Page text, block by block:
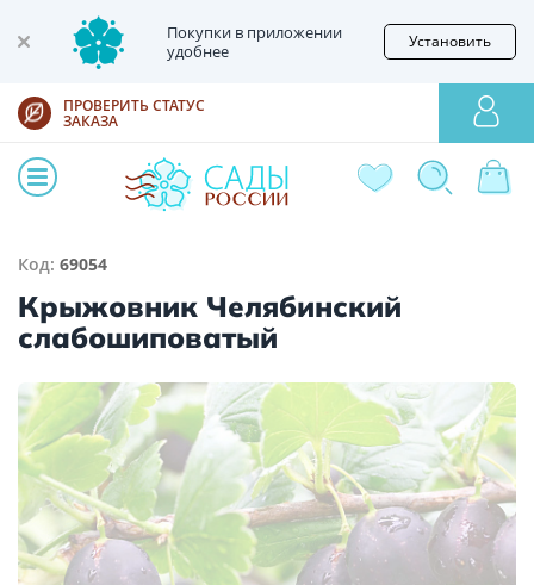
Покупки в приложении
удобнее
Установить
ПРОВЕРИТЬ СТАТУС
ЗАКАЗА
Код: 69054
Крыжовник Челябинский
слабошиповатый